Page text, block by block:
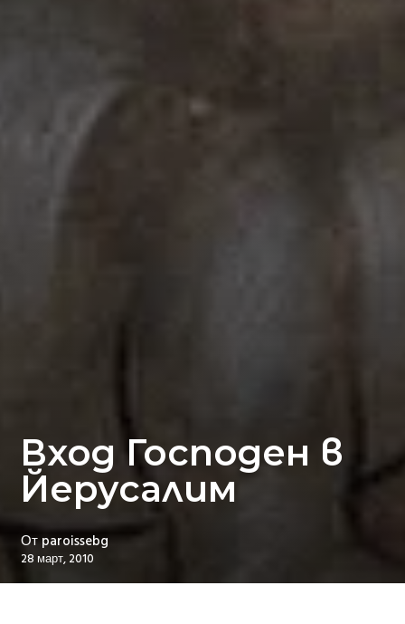
Вход Господен в
Йерусалим
Отparoissebg
28 март, 2010